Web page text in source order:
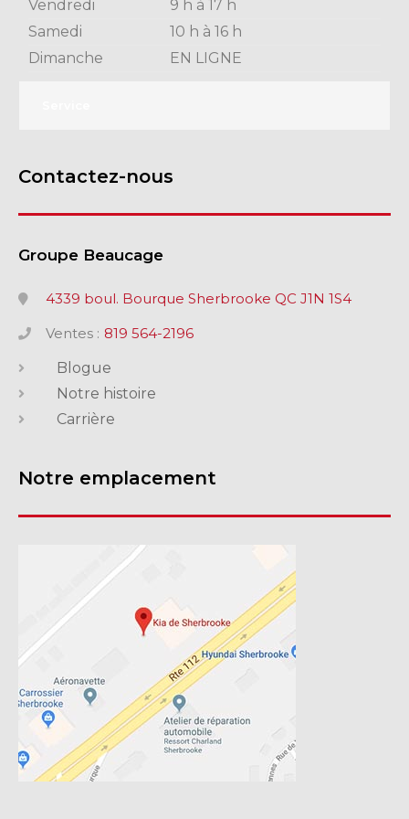
Vendredi
9 h à 17 h
Samedi
10 h à 16 h
Dimanche
EN LIGNE
Contactez-nous
Groupe Beaucage
4339 boul. Bourque Sherbrooke QC J1N 1S4
Ventes : 819 564-2196
Blogue
Notre histoire
Carrière
Notre emplacement